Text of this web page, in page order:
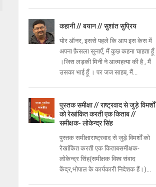
कहानी // बयान // सुशांत सुप्रिय
योर ऑनर, इससे पहले कि आप इस केस में
अपना फ़ैसला सुनाएँ, मैं कुछ कहना चाहता हूँ
।जिस लड़की मिनी ने आत्महत्या की है , मैं
उसका भाई हूँ । पर जज साहब, मैं...
पुस्तक समीक्षा // राष्ट्रवाद से जुड़े विमर्शों
को रेखांकित करती एक किताब //
समीक्षक- लोकेन्द्र सिंह
पुस्तक समीक्षाराष्ट्रवाद से जुड़े विमर्शों को
रेखांकित करती एक किताबसमीक्षक-
लोकेन्द्र सिंह(समीक्षक विश्व संवाद
केंद्र,भोपाल के कार्यकारी निदेशक हैं।)...